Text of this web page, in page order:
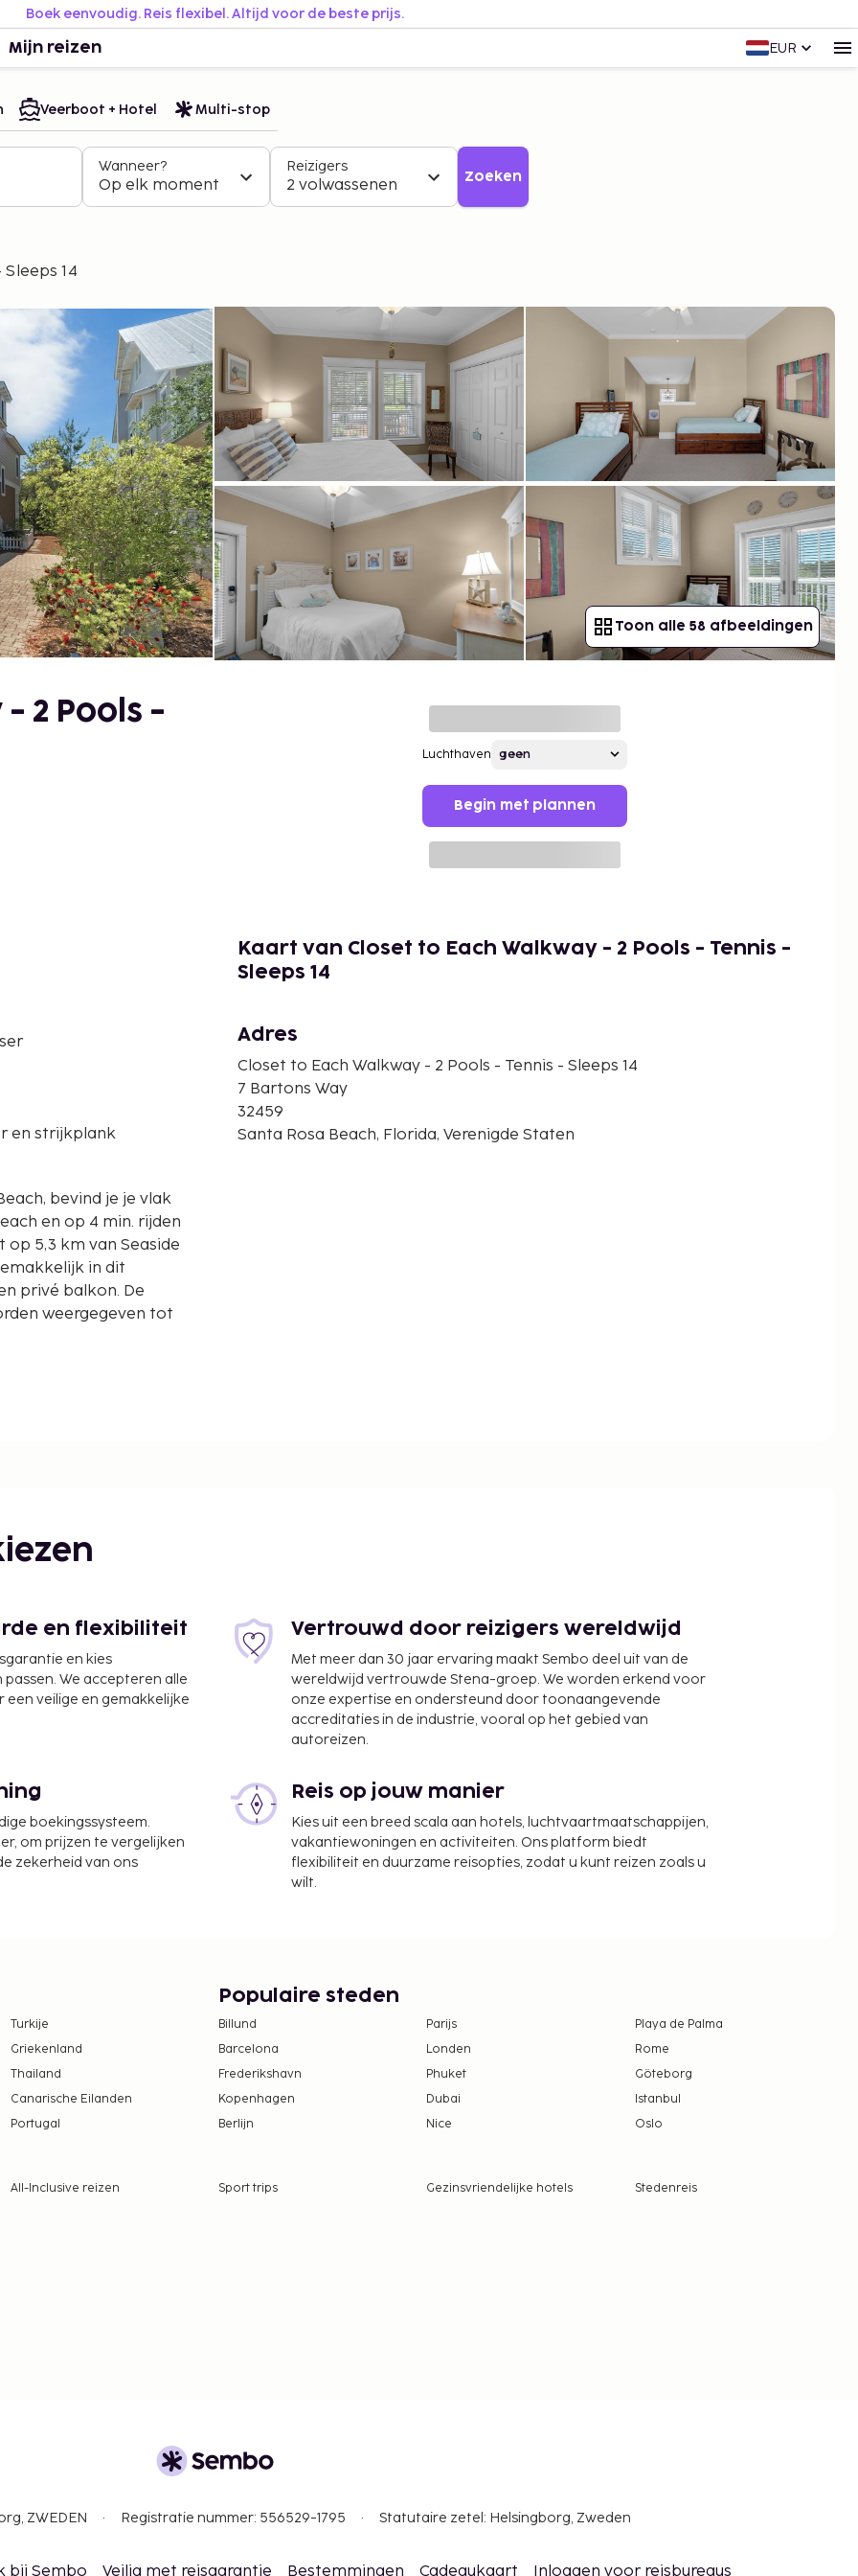
Boek eenvoudig. Reis flexibel. Altijd voor de beste prijs.
Mijn reizen EUR
Veerboot + Hotel Multi-stop
Wanneer?
Op elk moment
Reizigers
2 volwassenen Zoeken
14
Toon alle 58 afbeeldingen
2 Pools -
Luchthaven
Begin met plannen
en strijkplank
bevind je je vlak
en op 4 min. rijden
in dit
privé balkon. De
weergegeven tot
reserveringen
kamer als hun ouders
Kaart van Closet to Each Walkway - 2 Pools - Tennis -
Sleeps 14
Adres
Closet to Each Walkway - 2 Pools - Tennis - Sleeps 14
7 Bartons Way
32459
Santa Rosa Beach, Florida, Verenigde Staten
en flexibiliteit
en kies
We accepteren alle
veilige en gemakkelijke
Vertrouwd door reizigers wereldwijd
Met meer dan 30 jaar ervaring maakt Sembo deel uit van de
wereldwijd vertrouwde Stena-groep. We worden erkend voor
onze expertise en ondersteund door toonaangevende
accreditaties in de industrie, vooral op het gebied van
autoreizen.
boekingssysteem.
om prijzen te vergelijken
zekerheid van ons
Reis op jouw manier
Kies uit een breed scala aan hotels, luchtvaartmaatschappijen,
vakantiewoningen en activiteiten. Ons platform biedt
flexibiliteit en duurzame reisopties, zodat u kunt reizen zoals u
wilt.
Turkije
Griekenland
Thailand
Canarische Eilanden
Portugal
Populaire steden
Billund Parijs
Playa de Palma
Barcelona
Londen
Rome
Frederikshavn
Phuket
Göteborg
Kopenhagen
Dubai
Istanbul
Berlijn
Nice Oslo
All-Inclusive reizen Sport trips Gezinsvriendelijke hotels
Stedenreis
ZWEDEN Registratie nummer: 556529-1795 Statutaire zetel: Helsingborg, Zweden
bij Sembo Veilig met reisgarantie Bestemmingen Cadeaukaart Inloggen voor reisbureaus